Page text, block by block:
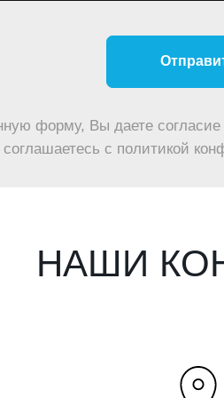
форму, Вы даете
соглашаетесь c политикой
НАШИ